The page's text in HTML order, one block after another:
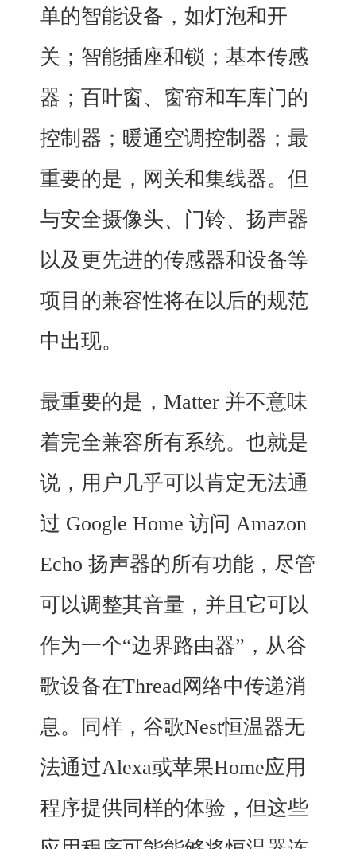
单的智能设备，如灯泡和开
关；智能插座和锁；基本传感
器；百叶窗、窗帘和车库门的
控制器；暖通空调控制器；最
重要的是，网关和集线器。但
与安全摄像头、门铃、扬声器
以及更先进的传感器和设备等
项目的兼容性将在以后的规范
中出现。
最重要的是，Matter 并不意味
着完全兼容所有系统。也就是
说，用户几乎可以肯定无法通
过 Google Home 访问 Amazon
Echo 扬声器的所有功能，尽管
可以调整其音量，并且它可以
作为一个“边界路由器”，从谷
歌设备在Thread网络中传递消
息。同样，谷歌Nest恒温器无
法通过Alexa或苹果Home应用
程序提供同样的体验，但这些